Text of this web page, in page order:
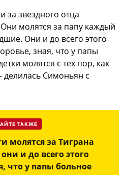
за звездного отца
молятся за папу каждый
Они и до всего этого
зная, что у папы
молятся с тех пор, как
Симоньян с
ТАКЖЕ
молятся за Тиграна
и до всего этого
что у папы больное